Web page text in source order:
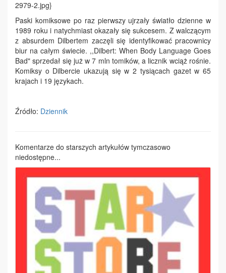
2979-2.jpg}
Paski komiksowe po raz pierwszy ujrzały światło dzienne w
1989 roku i natychmiast okazały się sukcesem. Z walczącym
z absurdem Dilbertem zaczęli się identyfikować pracownicy
biur na całym świecie. ,,Dilbert: When Body Language Goes
Bad" sprzedał się już w 7 mln tomików, a licznik wciąż rośnie.
Komiksy o Dilbercie ukazują się w 2 tysiącach gazet w 65
krajach i 19 językach.
Źródło: Dziennik
Komentarze do starszych artykułów tymczasowo
niedostępne...